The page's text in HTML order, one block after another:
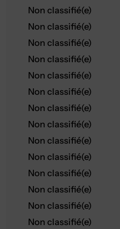
Non classifié(e)
Non classifié(e)
Non classifié(e)
Non classifié(e)
Non classifié(e)
Non classifié(e)
Non classifié(e)
Non classifié(e)
Non classifié(e)
Non classifié(e)
Non classifié(e)
Non classifié(e)
Non classifié(e)
Non classifié(e)